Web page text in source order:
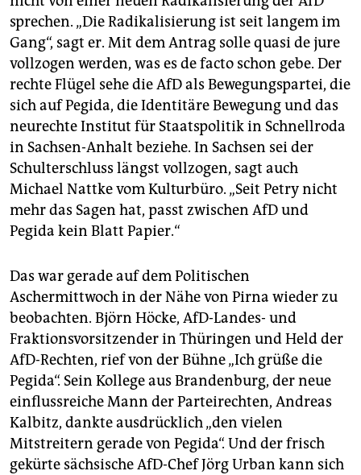
sprechen. „Die Radikalisierung ist seit langem im
Gang“, sagt er. Mit dem Antrag solle quasi de jure
vollzogen werden, was es de facto schon gebe. Der
rechte Flügel sehe die AfD als Bewegungspartei, die
sich auf Pegida, die Identitäre Bewegung und das
neurechte Institut für Staatspolitik in Schnellroda
in Sachsen-Anhalt beziehe. In Sachsen sei der
Schulterschluss längst vollzogen, sagt auch
Michael Nattke vom Kulturbüro. „Seit Petry nicht
mehr das Sagen hat, passt zwischen AfD und
Pegida kein Blatt Papier.“
Das war gerade auf dem Politischen
Aschermittwoch in der Nähe von Pirna wieder zu
beobachten. Björn Höcke, AfD-Landes- und
Fraktionsvorsitzender in Thüringen und Held der
AfD-Rechten, rief von der Bühne „Ich grüße die
Pegida“. Sein Kollege aus Brandenburg, der neue
einflussreiche Mann der Parteirechten, Andreas
Kalbitz, dankte ausdrücklich „den vielen
Mitstreitern gerade von Pegida“. Und der frisch
gekürte sächsische AfD-Chef Jörg Urban kann sich